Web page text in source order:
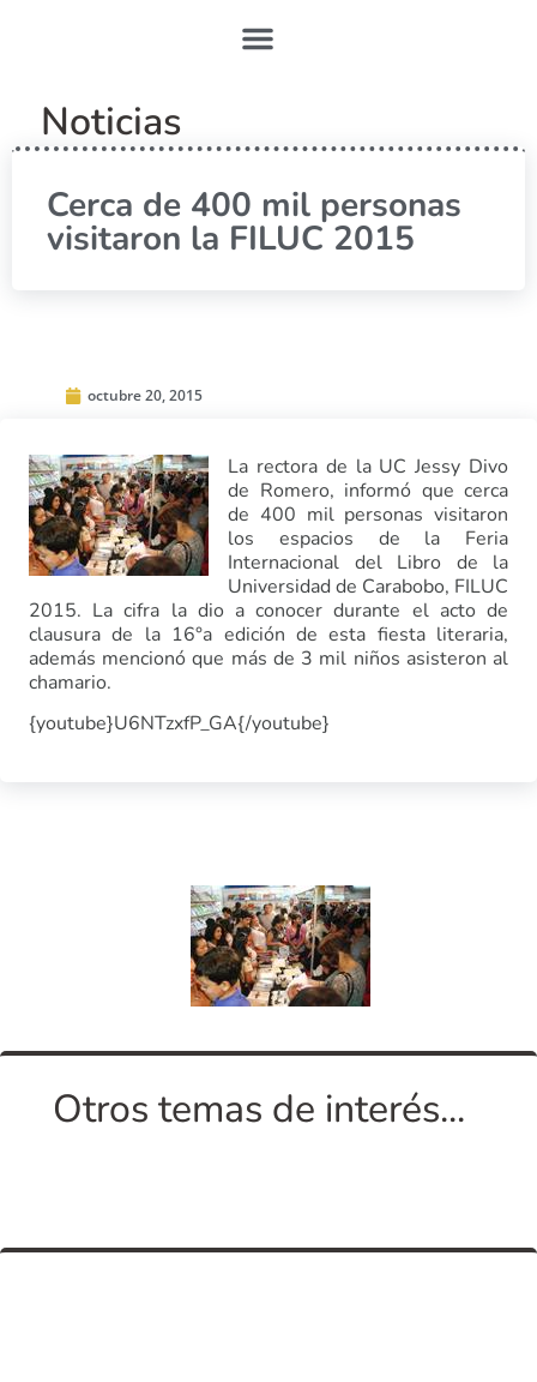
Noticias
Cerca de 400 mil personas
visitaron la FILUC 2015
octubre 20, 2015
La rectora de la UC Jessy Divo
de Romero, informó que cerca
de 400 mil personas visitaron
los espacios de la Feria
Internacional del Libro de la
Universidad de Carabobo, FILUC
2015. La cifra la dio a conocer durante el acto de
clausura de la 16°a edición de esta fiesta literaria,
además mencionó que más de 3 mil niños asisteron al
chamario.
{youtube}U6NTzxfP_GA{/youtube}
Otros temas de interés...